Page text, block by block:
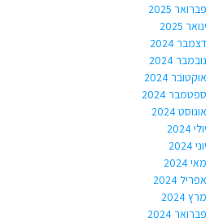
פברואר 2025
ינואר 2025
דצמבר 2024
נובמבר 2024
אוקטובר 2024
ספטמבר 2024
אוגוסט 2024
יולי 2024
יוני 2024
מאי 2024
אפריל 2024
מרץ 2024
פברואר 2024